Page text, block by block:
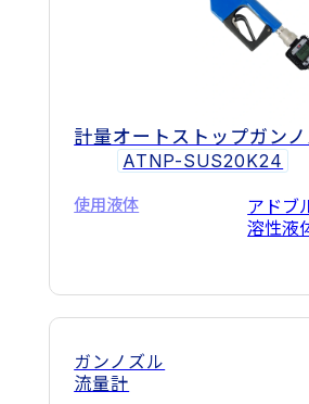
計量オートストップガン
ATNP-SUS20K24
使用液体
アドブ
溶性液
ガンノズル
流量計